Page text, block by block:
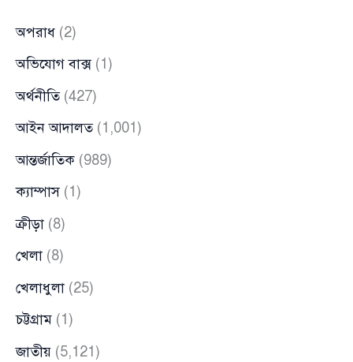
অপরাধ (2)
অভিযোগ বাক্স(1)
অর্থনীতি(427)
আইন আদালত(1,001)
আন্তর্জাতিক (989)
ক্যাম্পাস(1)
ক্রীড়া (8)
খেলা (8)
খেলাধুলা (25)
চট্টগ্রাম (1)
জাতীয় (5,121)